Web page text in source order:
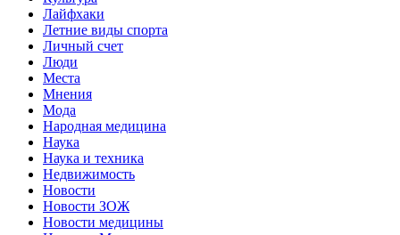
Лайфхаки
Летние виды спорта
Личный счет
Люди
Места
Мнения
Мода
Народная медицина
Наука
Наука и техника
Недвижимость
Новости
Новости ЗОЖ
Новости медицины